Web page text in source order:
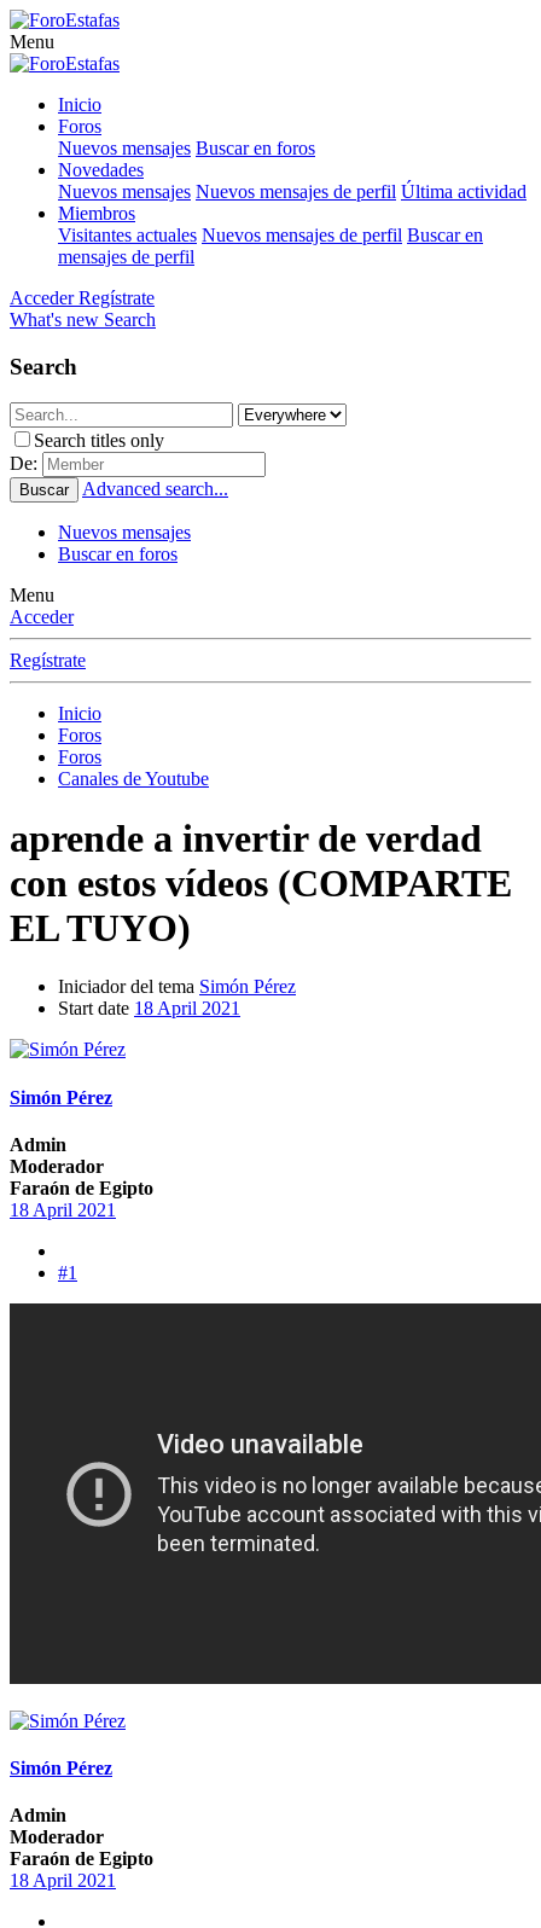
Menu
Inicio
Foros
Nuevos mensajes Buscar en foros
Novedades
Nuevos mensajes Nuevos mensajes de perfil Última actividad
Miembros
Visitantes actuales Nuevos mensajes de perfil Buscar en
mensajes de perfil
Acceder Regístrate
What's new Search
Search
Search titles only
De:
Buscar Advanced search...
Nuevos mensajes
Buscar en foros
Menu
Acceder
Regístrate
Inicio
Foros
Foros
Canales de Youtube
aprende a invertir de verdad
con estos vídeos (COMPARTE
EL TUYO)
Iniciador del tema Simón Pérez
Start date 18 April 2021
Simón Pérez
Admin
Moderador
Faraón de Egipto
18 April 2021
#1
Simón Pérez
Admin
Moderador
Faraón de Egipto
18 April 2021